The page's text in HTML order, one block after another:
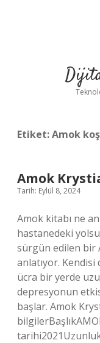
Etiket:Amok
Amok
Tarih: Eylül 8, 2024
Amok kitabı ne
hastanedeki
sürgün edilen bir
anlatıyor. Kendisi
ücra bir yerde
depresyonun
başlar. Amok